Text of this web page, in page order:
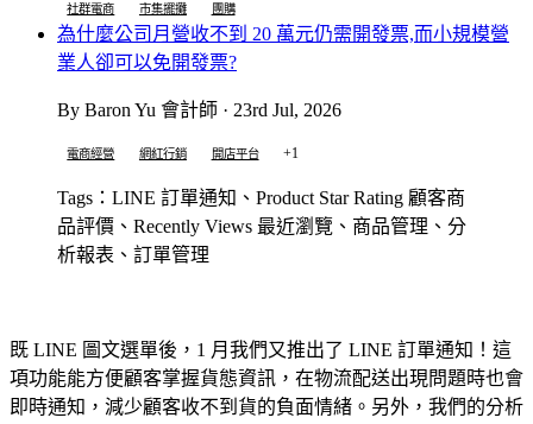
社群電商 市集擺攤 團購
為什麼公司月營收不到 20 萬元仍需開發票,而小規模營
業人卻可以免開發票?
By Baron Yu 會計師 · 23rd Jul, 2026
電商經營 網紅行銷 開店平台 +1
Tags：LINE 訂單通知、Product Star Rating 顧客商
品評價、Recently Views 最近瀏覽、商品管理、分
析報表、訂單管理
既 LINE 圖文選單後，1 月我們又推出了 LINE 訂單通知！這
項功能能方便顧客掌握貨態資訊，在物流配送出現問題時也會
即時通知，減少顧客收不到貨的負面情緒。另外，我們的分析